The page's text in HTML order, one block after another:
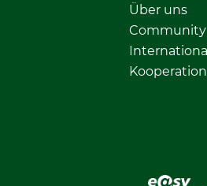
Über uns
Community
International